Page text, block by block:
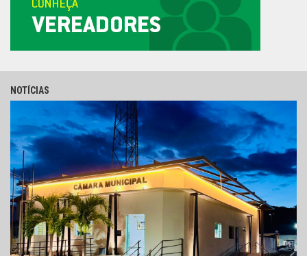
NOTÍCIAS